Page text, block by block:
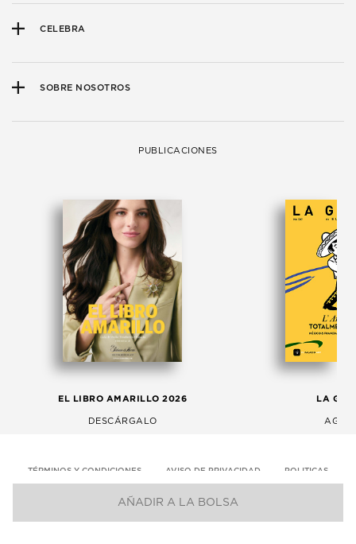
AÑADIR A LA BOLSA
CELEBRA
SOBRE NOSOTROS
PUBLICACIONES
EL LIBRO AMARILLO 2026
DESCÁRGALO
LA
TÉRMINOS Y CONDICIONES AVISO DE PRIVACIDAD POLITICAS